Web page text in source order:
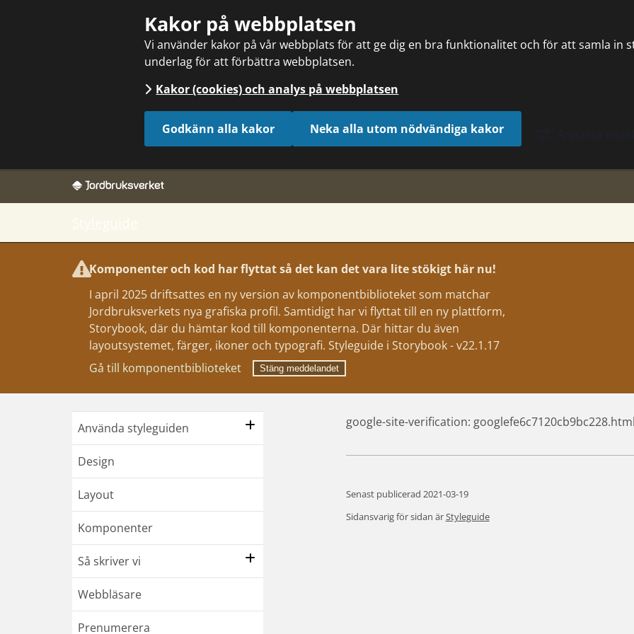
Kakor på webbplatsen
Vi använder kakor på vår webbplats för att ge dig en bra funktionalitet och för att samla in
underlag för att förbättra webbplatsen.
Kakor (cookies) och analys på webbplatsen
Godkänn alla kakor Neka alla utom nödvändiga kakor
Komponenter och kod har flyttat så det kan det vara lite stökigt här nu!
I april 2025 driftsattes en ny version av komponentbiblioteket som matchar
Jordbruksverkets nya grafiska profil. Samtidigt har vi flyttat till en ny plattform,
Storybook, där du hämtar kod till komponenterna. Där hittar du även
layoutsystemet, färger, ikoner och typografi. Styleguide i Storybook - v22.1.17
Gå till komponentbiblioteket
Stäng meddelandet
Använda styleguiden
Design
Layout
Komponenter
Så skriver vi
Webbläsare
Prenumerera
google-site-verification:
Senast publicerad 2021-03-19
Sidansvarig för sidan ärStyleguide